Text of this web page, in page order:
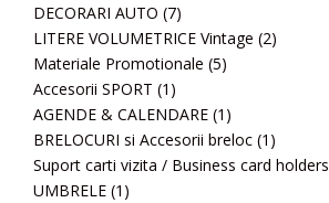
DECORARI AUTO (7)
LITERE VOLUMETRICE Vintage (2)
Materiale Promotionale (5)
Accesorii SPORT (1)
AGENDE & CALENDARE (1)
BRELOCURI si Accesorii breloc (1)
Suport carti vizita / Business card holders
UMBRELE (1)